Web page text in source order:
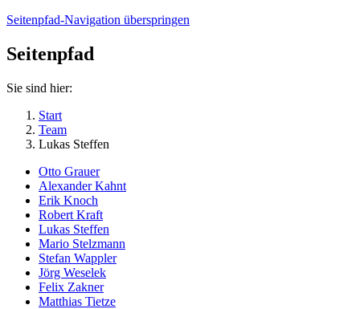
Seitenpfad-Navigation überspringen
Seitenpfad
Sie sind hier:
Start
Team
Lukas Steffen
Otto Grauer
Alexander Kahnt
Erik Knoch
Robert Kraft
Lukas Steffen
Mario Stelzmann
Stefan Wappler
Jörg Weselek
Felix Zakner
Matthias Tietze